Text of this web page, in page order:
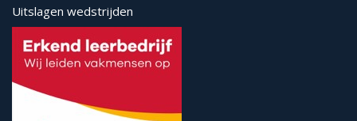
Uitslagen wedstrijden